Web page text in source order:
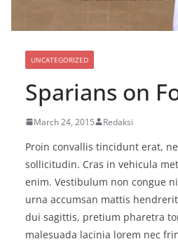
UNCATEGORIZED
Sparians on
March 24, 2015 Redaksi
Proin convallis tincidunt erat,
sollicitudin. Cras in vehicula
enim. Vestibulum non congue
urna accumsan mattis
dui sagittis, pretium pharetra
malesuada lacinia lorem nec